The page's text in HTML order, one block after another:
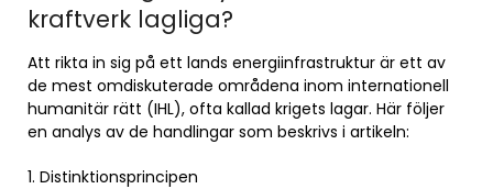
kraftverk lagliga?
Att rikta in sig på ett lands energiinfrastruktur är ett av
de mest omdiskuterade områdena inom internationell
humanitär rätt (IHL), ofta kallad krigets lagar. Här följer
en analys av de handlingar som beskrivs i artikeln:
1. Distinktionsprincipen